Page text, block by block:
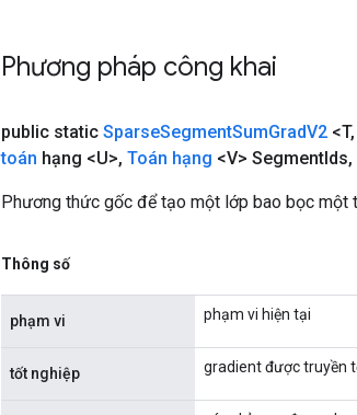
Phương pháp công khai
public static SparseSegmentSumGradV2 <T,
toán hạng <U>, Toán hạng <V> SegmentIds,
Phương thức gốc để tạo một lớp bao bọc một
Thông số
phạm vi phạm vi hiện tại
tốt nghiệp gradient được truyền